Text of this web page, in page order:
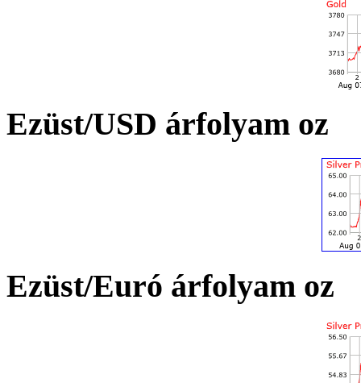
Ezüst/USD árfolyam oz
Ezüst/Euró árfolyam oz